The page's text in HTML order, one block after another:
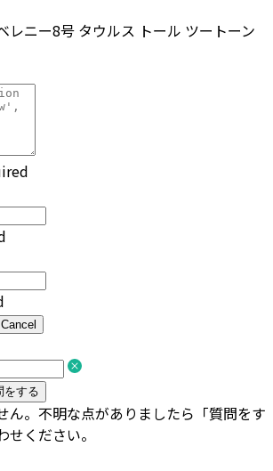
レニー8号 タウルス トール ツートーン
Cancel
をする
ん。不明な点がありましたら「質問をす
ください。